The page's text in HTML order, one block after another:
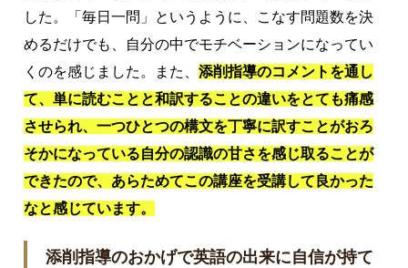
した。「毎日一問」というように、こなす問題数を決
めるだけでも、自分の中でモチベーションになってい
くのを感じました。また、 添削指導のコメントを通し
て、単に読むことと和訳することの違いをとても痛感
させられ、一つひとつの構文を丁寧に訳すことがおろ
そかになっている自分の認識の甘さを感じ取ることが
できたので、あらためてこの講座を受講して良かった
なと感じています。
添削指導のおかげで英語の出来に自信が持て